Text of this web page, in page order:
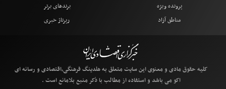
پرونده ویژه
مناطق آزاد
برندهای برتر
رپرتاژ خبری
کلیه حقوق مادی و معنوی این سایت متعلق به هلدینگ فرهنگی،اقتصادی و رسانه ای
اکو می باشد و استفاده از مطالب با ذکر منبع بلامانع است .